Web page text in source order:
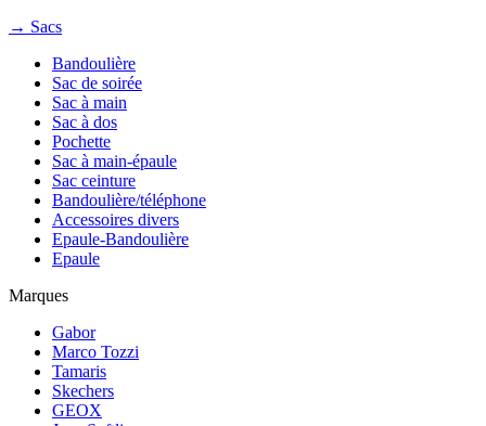
→ Sacs
Bandoulière
Sac de soirée
Sac à main
Sac à dos
Pochette
Sac à main-épaule
Sac ceinture
Bandoulière/téléphone
Accessoires divers
Epaule-Bandoulière
Epaule
Marques
Gabor
Marco Tozzi
Tamaris
Skechers
GEOX